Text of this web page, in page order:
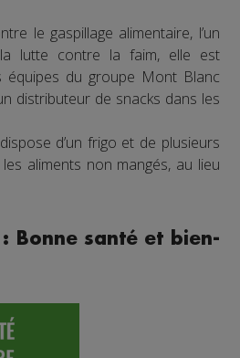
le gaspillage alimentaire, l’un
lutte contre la faim, elle est
équipes du groupe Mont Blanc
distributeur de snacks dans les
d’un frigo et de plusieurs
aliments non mangés, au lieu
Bonne santé et bien-